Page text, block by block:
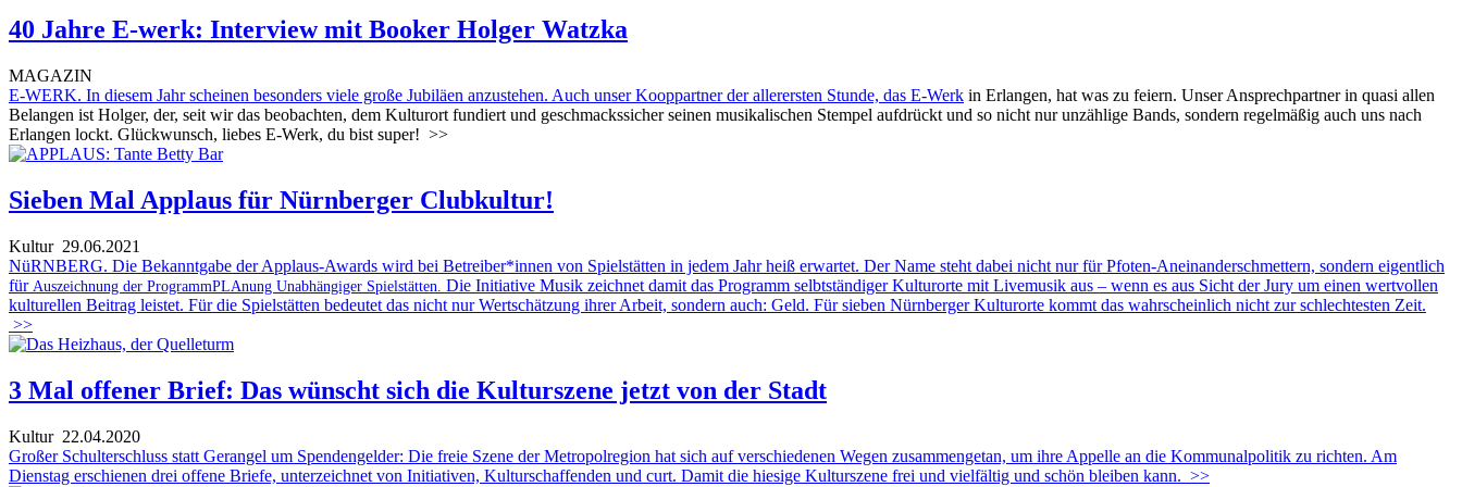
40 Jahre E-werk: Interview mit Booker Holger Watzka
MAGAZIN
E-WERK. In diesem Jahr scheinen besonders viele große Jubiläen anzustehen. Auch unser Kooppartner der allerersten Stunde, das E-Werk in Erlangen, hat was zu feiern. Unser Ansprechpartner in quasi allen
Belangen ist Holger, der, seit wir das beobachten, dem Kulturort fundiert und geschmackssicher seinen musikalischen Stempel aufdrückt und so nicht nur unzählige Bands, sondern regelmäßig auch uns nach
Erlangen lockt. Glückwunsch, liebes E-Werk, du bist super! >>
Sieben Mal Applaus für Nürnberger Clubkultur!
Kultur29.06.2021
NüRNBERG. Die Bekanntgabe der Applaus-Awards wird bei Betreiber*innen von Spielstätten in jedem Jahr heiß erwartet. Der Name steht dabei nicht nur für Pfoten-Aneinanderschmettern, sondern eigentlich
für Auszeichnung der ProgrammPLAnung Unabhängiger Spielstätten. Die Initiative Musik zeichnet damit das Programm selbtständiger Kulturorte mit Livemusik aus – wenn es aus Sicht der Jury um einen wertvollen
kulturellen Beitrag leistet. Für die Spielstätten bedeutet das nicht nur Wertschätzung ihrer Arbeit, sondern auch: Geld. Für sieben Nürnberger Kulturorte kommt das wahrscheinlich nicht zur schlechtesten Zeit.
>>
3 Mal offener Brief: Das wünscht sich die Kulturszene jetzt von der Stadt
Kultur22.04.2020
Großer Schulterschluss statt Gerangel um Spendengelder: Die freie Szene der Metropolregion hat sich auf verschiedenen Wegen zusammengetan, um ihre Appelle an die Kommunalpolitik zu richten. Am
Dienstag erschienen drei offene Briefe, unterzeichnet von Initiativen, Kulturschaffenden und curt. Damit die hiesige Kulturszene frei und vielfältig und schön bleiben kann. >>